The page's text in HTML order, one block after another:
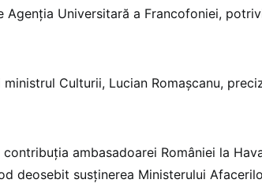
Agenția Universitară a Francofoniei,
Culturii, Lucian Romașcanu,
ambasadoarei României la
deosebit susținerea Ministerului